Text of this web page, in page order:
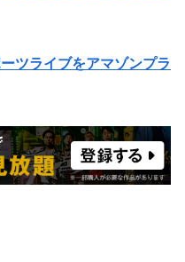
ツライブをアマゾンプラ